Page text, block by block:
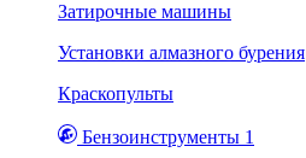
Затирочные машины
Установки алмазного бурения
Краскопульты
Бензоинструменты 1